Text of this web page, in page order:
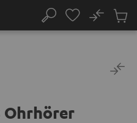
Suche
No
Ohrhörer